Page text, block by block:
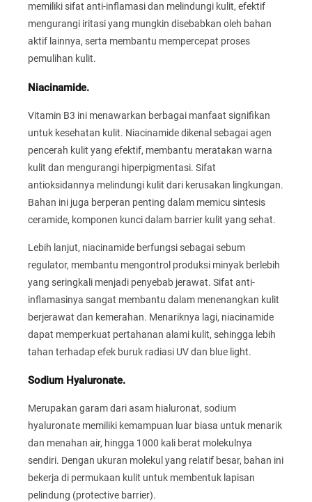
memiliki sifat anti-inflamasi dan melindungi kulit, efektif
mengurangi iritasi yang mungkin disebabkan oleh bahan
aktif lainnya, serta membantu mempercepat proses
pemulihan kulit.
Niacinamide.
Vitamin B3 ini menawarkan berbagai manfaat signifikan
untuk kesehatan kulit. Niacinamide dikenal sebagai agen
pencerah kulit yang efektif, membantu meratakan warna
kulit dan mengurangi hiperpigmentasi. Sifat
antioksidannya melindungi kulit dari kerusakan lingkungan.
Bahan ini juga berperan penting dalam memicu sintesis
ceramide, komponen kunci dalam barrier kulit yang sehat.
Lebih lanjut, niacinamide berfungsi sebagai sebum
regulator, membantu mengontrol produksi minyak berlebih
yang seringkali menjadi penyebab jerawat. Sifat anti-
inflamasinya sangat membantu dalam menenangkan kulit
berjerawat dan kemerahan. Menariknya lagi, niacinamide
dapat memperkuat pertahanan alami kulit, sehingga lebih
tahan terhadap efek buruk radiasi UV dan blue light.
Sodium Hyaluronate.
Merupakan garam dari asam hialuronat, sodium
hyaluronate memiliki kemampuan luar biasa untuk menarik
dan menahan air, hingga 1000 kali berat molekulnya
sendiri. Dengan ukuran molekul yang relatif besar, bahan ini
bekerja di permukaan kulit untuk membentuk lapisan
pelindung (protective barrier).